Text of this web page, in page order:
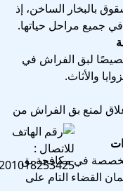
بالبخار الساخن، إذ
جميع مراحل حياتها.
لبق الفراش في
والأثاث.
لمنع بق الفراش من
في مكافحة بق
القضاء التام على